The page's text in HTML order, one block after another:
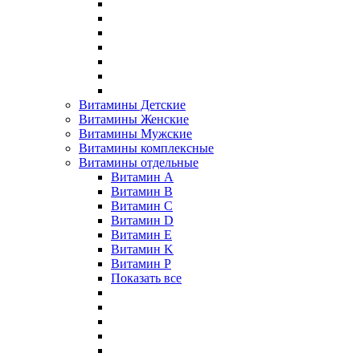
Витамины Детские
Витамины Женские
Витамины Мужские
Витамины комплексные
Витамины отдельные
Витамин A
Витамин B
Витамин C
Витамин D
Витамин E
Витамин K
Витамин P
Показать все